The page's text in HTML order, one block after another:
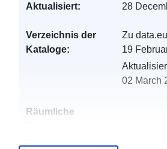
Aktualisiert: 28
Verzeichnis der
Kataloge:
Zu
19
02 March
Räumliche